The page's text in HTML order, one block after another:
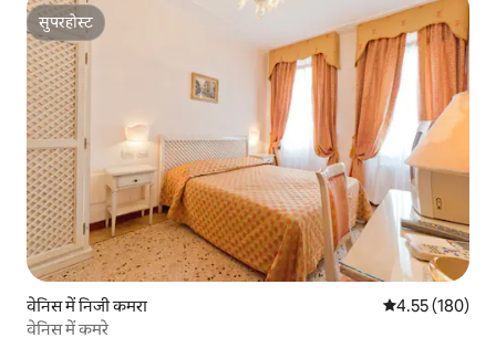
सुपरहोस्ट
सुपरहोस्ट
वेनिस में निजी कमरा औसत रेटिंग 5 में से
4.55 (180)
वेनिस में कमरे